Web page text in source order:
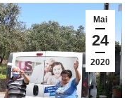
Mai
24
2020